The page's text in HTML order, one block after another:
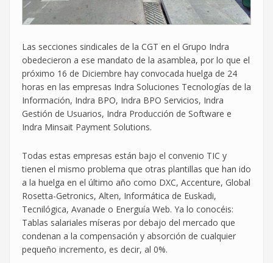
Las secciones sindicales de la CGT en el Grupo Indra
obedecieron a ese mandato de la asamblea, por lo que el
próximo 16 de Diciembre hay convocada huelga de 24
horas en las empresas Indra Soluciones Tecnologías de la
Información, Indra BPO, Indra BPO Servicios, Indra
Gestión de Usuarios, Indra Producción de Software e
Indra Minsait Payment Solutions.
Todas estas empresas están bajo el convenio TIC y
tienen el mismo problema que otras plantillas que han ido
a la huelga en el último año como DXC, Accenture, Global
Rosetta-Getronics, Alten, Informática de Euskadi,
Tecnilógica, Avanade o Energuía Web. Ya lo conocéis:
Tablas salariales míseras por debajo del mercado que
condenan a la compensación y absorción de cualquier
pequeño incremento, es decir, al 0%.